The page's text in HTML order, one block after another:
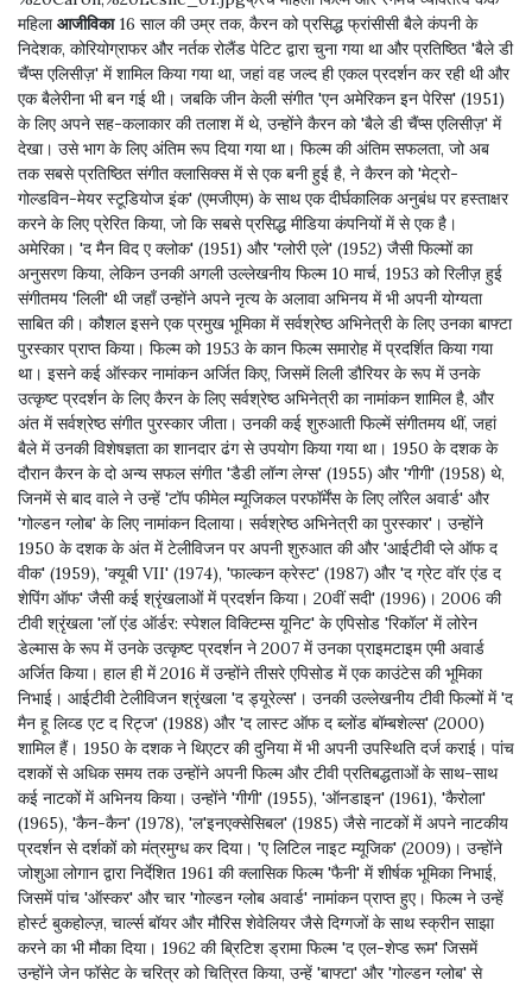
महिलाआजीविका16 साल की उम्र तक, कैरन को प्रसिद्ध फ्रांसीसी बैले कंपनी के
निदेशक, कोरियोग्राफर और नर्तक रोलैंड पेटिट द्वारा चुना गया था और प्रतिष्ठित 'बैले डी
चैंप्स एलिसीज़' में शामिल किया गया था, जहां वह जल्द ही एकल प्रदर्शन कर रही थी और
एक बैलेरीना भी बन गई थी। जबकि जीन केली संगीत 'एन अमेरिकन इन पेरिस' (1951)
के लिए अपने सह-कलाकार की तलाश में थे, उन्होंने कैरन को 'बैले डी चैंप्स एलिसीज़' में
देखा। उसे भाग के लिए अंतिम रूप दिया गया था। फिल्म की अंतिम सफलता, जो अब
तक सबसे प्रतिष्ठित संगीत क्लासिक्स में से एक बनी हुई है, ने कैरन को 'मेट्रो-
गोल्डविन-मेयर स्टूडियोज इंक' (एमजीएम) के साथ एक दीर्घकालिक अनुबंध पर हस्ताक्षर
करने के लिए प्रेरित किया, जो कि सबसे प्रसिद्ध मीडिया कंपनियों में से एक है।
अमेरिका। 'द मैन विद ए क्लोक' (1951) और 'ग्लोरी एले' (1952) जैसी फिल्मों का
अनुसरण किया, लेकिन उनकी अगली उल्लेखनीय फिल्म 10 मार्च, 1953 को रिलीज़ हुई
संगीतमय 'लिली' थी जहाँ उन्होंने अपने नृत्य के अलावा अभिनय में भी अपनी योग्यता
साबित की। कौशल इसने एक प्रमुख भूमिका में सर्वश्रेष्ठ अभिनेत्री के लिए उनका बाफ्टा
पुरस्कार प्राप्त किया। फिल्म को 1953 के कान फिल्म समारोह में प्रदर्शित किया गया
था। इसने कई ऑस्कर नामांकन अर्जित किए, जिसमें लिली डौरियर के रूप में उनके
उत्कृष्ट प्रदर्शन के लिए कैरन के लिए सर्वश्रेष्ठ अभिनेत्री का नामांकन शामिल है, और
अंत में सर्वश्रेष्ठ संगीत पुरस्कार जीता। उनकी कई शुरुआती फिल्में संगीतमय थीं, जहां
बैले में उनकी विशेषज्ञता का शानदार ढंग से उपयोग किया गया था। 1950 के दशक के
दौरान कैरन के दो अन्य सफल संगीत 'डैडी लॉन्ग लेग्स' (1955) और 'गीगी' (1958) थे,
जिनमें से बाद वाले ने उन्हें 'टॉप फीमेल म्यूजिकल परफॉर्मेंस के लिए लॉरेल अवार्ड' और
'गोल्डन ग्लोब' के लिए नामांकन दिलाया। सर्वश्रेष्ठ अभिनेत्री का पुरस्कार'। उन्होंने
1950 के दशक के अंत में टेलीविजन पर अपनी शुरुआत की और 'आईटीवी प्ले ऑफ द
वीक' (1959), 'क्यूबी VII' (1974), 'फाल्कन क्रेस्ट' (1987) और 'द ग्रेट वॉर एंड द
शेपिंग ऑफ' जैसी कई श्रृंखलाओं में प्रदर्शन किया। 20वीं सदी' (1996)। 2006 की
टीवी श्रृंखला 'लॉ एंड ऑर्डर: स्पेशल विक्टिम्स यूनिट' के एपिसोड 'रिकॉल' में लोरेन
डेल्मास के रूप में उनके उत्कृष्ट प्रदर्शन ने 2007 में उनका प्राइमटाइम एमी अवार्ड
अर्जित किया। हाल ही में 2016 में उन्होंने तीसरे एपिसोड में एक काउंटेस की भूमिका
निभाई। आईटीवी टेलीविजन श्रृंखला 'द ड्यूरेल्स'। उनकी उल्लेखनीय टीवी फिल्मों में 'द
मैन हू लिव्ड एट द रिट्ज' (1988) और 'द लास्ट ऑफ द ब्लोंड बॉम्बशेल्स' (2000)
शामिल हैं। 1950 के दशक ने थिएटर की दुनिया में भी अपनी उपस्थिति दर्ज कराई। पांच
दशकों से अधिक समय तक उन्होंने अपनी फिल्म और टीवी प्रतिबद्धताओं के साथ-साथ
कई नाटकों में अभिनय किया। उन्होंने 'गीगी' (1955), 'ऑनडाइन' (1961), 'कैरोला'
(1965), 'कैन-कैन' (1978), 'ल'इनएक्सेसिबल' (1985) जैसे नाटकों में अपने नाटकीय
प्रदर्शन से दर्शकों को मंत्रमुग्ध कर दिया। 'ए लिटिल नाइट म्यूजिक' (2009)। उन्होंने
जोशुआ लोगान द्वारा निर्देशित 1961 की क्लासिक फिल्म 'फैनी' में शीर्षक भूमिका निभाई,
जिसमें पांच 'ऑस्कर' और चार 'गोल्डन ग्लोब अवार्ड' नामांकन प्राप्त हुए। फिल्म ने उन्हें
होर्स्ट बुकहोल्ज़, चार्ल्स बॉयर और मौरिस शेवेलियर जैसे दिग्गजों के साथ स्क्रीन साझा
करने का भी मौका दिया। 1962 की ब्रिटिश ड्रामा फिल्म 'द एल-शेप्ड रूम' जिसमें
उन्होंने जेन फॉसेट के चरित्र को चित्रित किया, उन्हें 'बाफ्टा' और 'गोल्डन ग्लोब' से